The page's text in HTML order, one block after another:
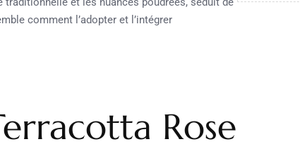
comment l’adopter et l’intégrer
Rose